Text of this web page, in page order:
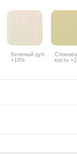
Беленый дуб
+10%
кость